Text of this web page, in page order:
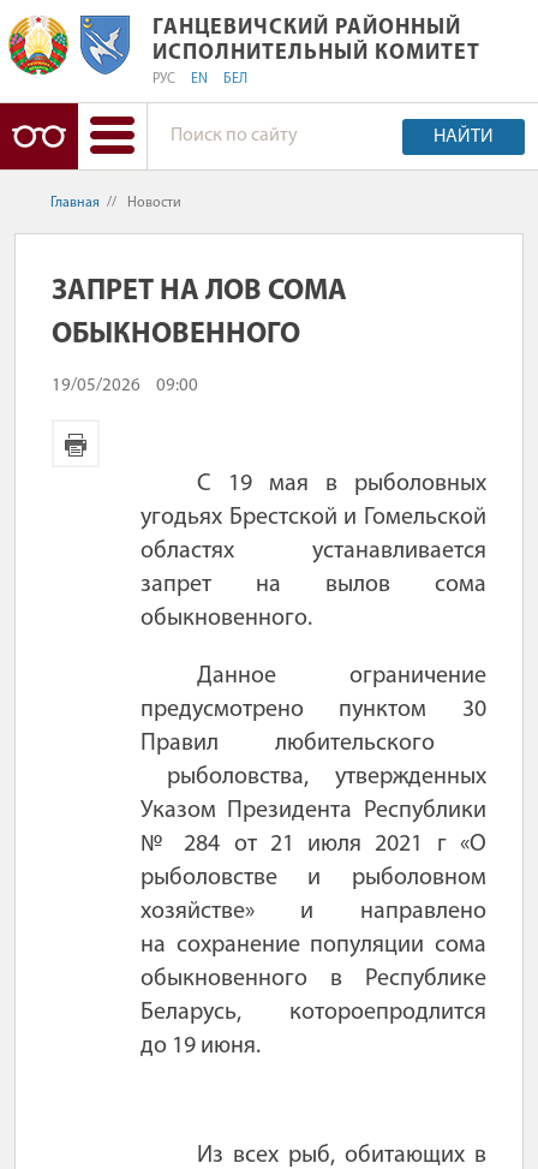
ГАНЦЕВИЧСКИЙ РАЙОННЫЙ
ГАНЦЕВИЧСКИЙ РАЙОННЫЙ
ИСПОЛНИТЕЛЬНЫЙ КОМИТЕТ
РУС EN БЕЛ
НАЙТИ
Главная // Новости
ЗАПРЕТ НА ЛОВ СОМА
ОБЫКНОВЕННОГО
19/05/2026 09:00
С 19 мая
в рыболовных
угодьях Брестской и Гомельской
областях устанавливается
запрет на вылов сома
обыкновенного.
Данное ограничение
предусмотрено пунктом 30
Правил любительского
рыболовства, утвержденных
Указом Президента Республики
№ 284 от 21 июля 2021 г «О
рыболовстве и рыболовном
хозяйстве»
и направлено
на сохранение популяции сома
обыкновенного в Республике
Беларусь, котороепродлится
до 19 июня.
Из всех рыб, обитающих в